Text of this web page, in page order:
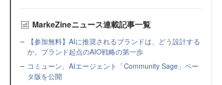
MarkeZineニュース連載記事一覧
【参加無料】AIに推奨されるブランドは、どう設計する
か。ブランド起点のAIO戦略の第一歩
コミューン、AIエージェント「Community Sage」ベー
タ版を公開